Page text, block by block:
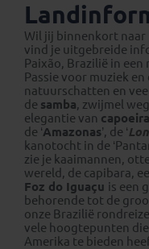
Wil jij binnenkort naar
vind je uitgebreide
Paixão, Brazilië in
Passie voor muziek
natuurschatten en
de samba, zwijmel
elegantie van
de ‘Amazonas’, de ‘
kanotocht in de
zie je kaaimannen,
wereld, de capibara,
Foz do Iguaçu is een
behorende tot de
onze Brazilië
vele hoogtepunten
Amerika te bieden